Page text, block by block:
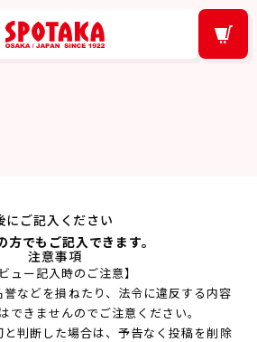
にご記入ください
方でもご記入できます。
注意事項
ュー記入時のご注意】
などを損ねたり、法令に違反する内容
できませんのでご注意ください。
と判断した場合は、予告なく投稿を削除